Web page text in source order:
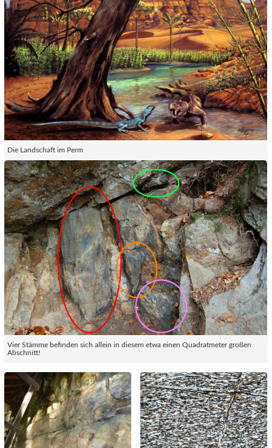
Die Landschaft im Perm
Vier Stämme befinden sich allein in diesem etwa einen Quadratmeter großen
Abschnitt!